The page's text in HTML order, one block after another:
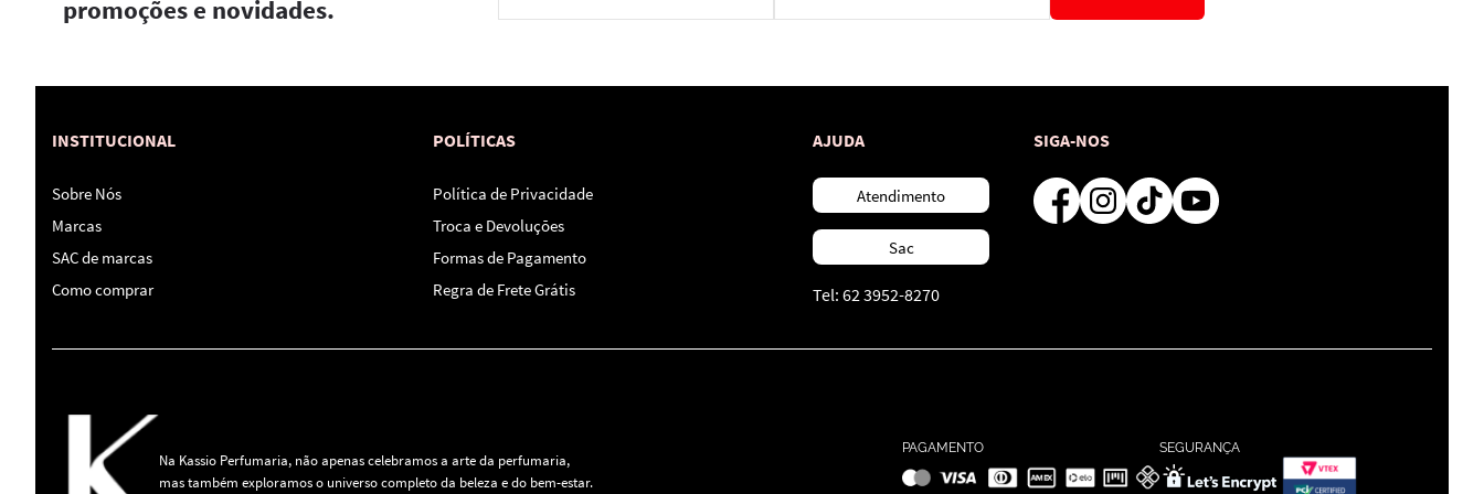
promoções e novidades.
INSTITUCIONAL
Sobre Nós
Marcas
SAC de marcas
Como comprar
POLÍTICAS
Política de Privacidade
Troca e Devoluções
Formas de Pagamento
Regra de Frete Grátis
AJUDA
Atendimento
Sac
Tel: 62 3952-8270
SIGA-NOS
Na Kassio Perfumaria, não apenas celebramos a arte da perfumaria,
mas também exploramos o universo completo da beleza e do bem-estar.
PAGAMENTO SEGURANÇA